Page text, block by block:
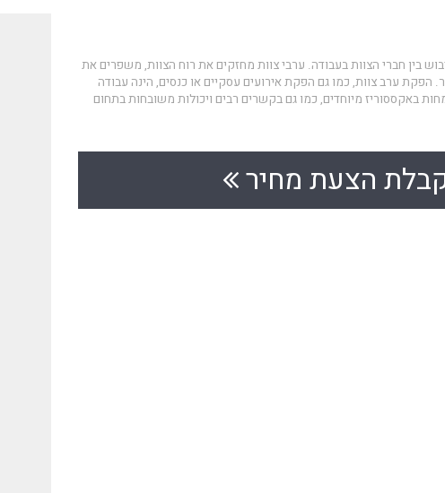
בין חברי הצוות בעבודה. ערבי צוות מחזקים את רוח הצוות, משפרים את
הפקת ערב צוות, כמו גם הפקת אירועים עסקיים או כנסים, הינה עבודה
באקססוריז מיוחדים, כמו גם בקשרים רבים ויכולות משובחות בתחום
הצעת מחיר